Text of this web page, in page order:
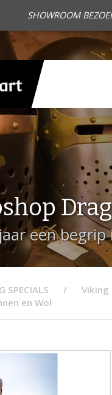
SHOWROOM
een begrip
SPECIALS
Viking
en Wol